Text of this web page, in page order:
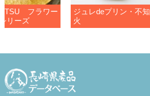
フラワー
リーズ
ジュレdeプリン・不知
火